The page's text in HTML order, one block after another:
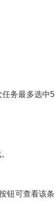
务最多选中5
钮可查看该条